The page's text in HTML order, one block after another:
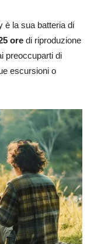
è la sua batteria di
ore di riproduzione
preoccuparti di
escursioni o